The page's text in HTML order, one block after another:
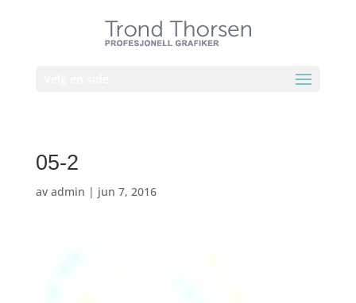
05-2
av admin | jun 7, 2016